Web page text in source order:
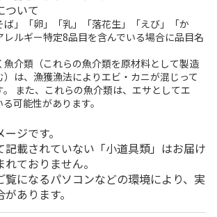
ついて
ば」「卵」「乳」「落花生」「えび」「か
レルギー特定8品目を含んでいる場合に品目名
介類（これらの魚介類を原材料として製造
）は、漁獲漁法によりエビ・カニが混じって
また、これらの魚介類は、エサとしてエ
可能性があります。
ジです。
記載されていない「小道具類」はお届け
ておりません。
覧になるパソコンなどの環境により、実
あります。